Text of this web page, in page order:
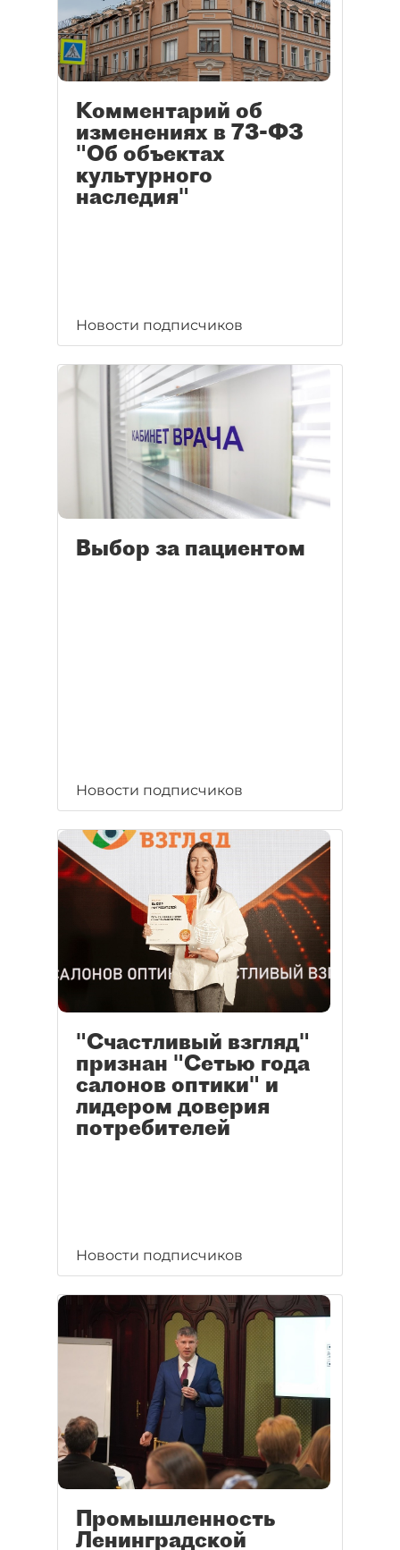
Комментарий об
изменениях в 73-ФЗ
"Об объектах
культурного
наследия"
Новости подписчиков
Выбор за пациентом
Новости подписчиков
"Счастливый взгляд"
признан "Сетью года
салонов оптики" и
лидером доверия
потребителей
Новости подписчиков
Промышленность
Ленинградской